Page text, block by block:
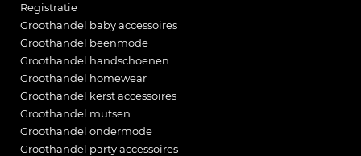
Registratie
Groothandel baby accessoires
Groothandel beenmode
Groothandel handschoenen
Groothandel homewear
Groothandel kerst accessoires
Groothandel mutsen
Groothandel ondermode
Groothandel party accessoires